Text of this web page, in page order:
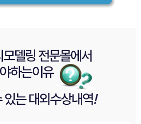
델링 전문몰에서
하는이유
있는대외수상내역!